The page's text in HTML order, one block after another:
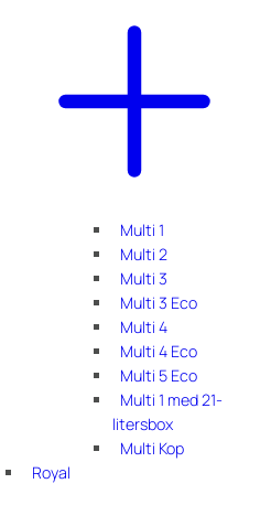
Multi 1
Multi 2
Multi 3
Multi 3 Eco
Multi 4
Multi 4 Eco
Multi 5 Eco
Multi 1 med 21-
litersbox
Multi Kop
Royal